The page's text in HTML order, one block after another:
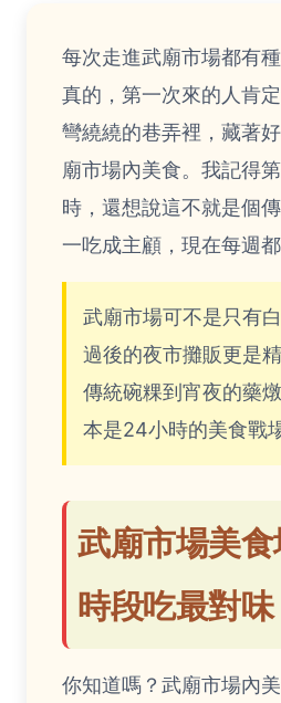
每次走進武廟市場都有
真的，第一次來的人肯
彎繞繞的巷弄裡，藏著
廟市場內美食。我記得
時，還想說這不就是個
一吃成主顧，現在每週都
武廟市場可不是只有
過後的夜市攤販更是
傳統碗粿到宵夜的藥
本是24小時的美食戰場
武廟市場美
時段吃最對味
你知道嗎？武廟市場內